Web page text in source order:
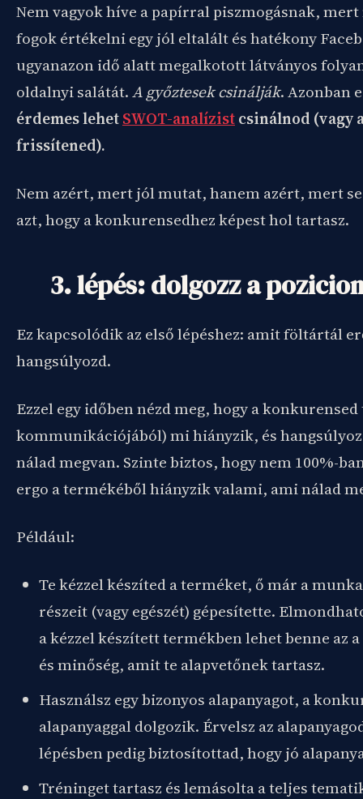
Nem vagyok híve a papírral piszmogásnak,
fogok értékelni egy jól eltalált és hatékony
ugyanazon idő alatt megalkotott látványos
oldalnyi salátát.A győztesek csinálják. Azonban
érdemes lehetSWOT-analízistcsinálnod (vagy
frissítened).
Nem azért, mert jól mutat, hanem azért, mert
azt, hogy a konkurensedhez képest hol tartasz.
3. lépés: dolgozz a
Ez kapcsolódik az első lépéshez: amit föltártál
hangsúlyozd.
Ezzel egy időben nézd meg, hogy a
kommunikációjából) mi hiányzik, és
nálad megvan. Szinte biztos, hogy nem 100%-
ergo a termékéből hiányzik valami, ami nálad
Például:
Te kézzel készíted a terméket, ő már a
részeit (vagy egészét) gépesítette.
a kézzel készített termékben lehet benne az
és minőség, amit te alapvetőnek tartasz.
Használsz egy bizonyos alapanyagot, a
alapanyaggal dolgozik. Érvelsz az
lépésben pedig biztosítottad, hogy jó
Tréninget tartasz és lemásolta a teljes